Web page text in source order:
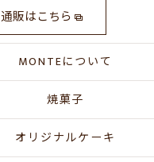
通販はこちら
MONTEについて
焼菓子
オリジナルケーキ